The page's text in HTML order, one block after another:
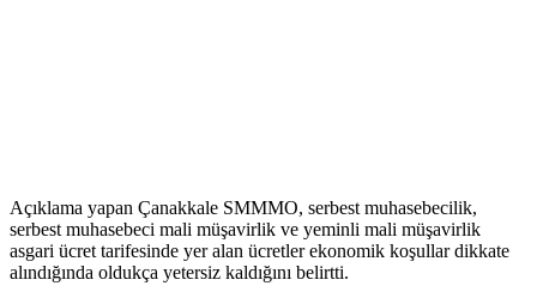
Açıklama yapan Çanakkale SMMMO, serbest muhasebecilik,
serbest muhasebeci mali müşavirlik ve yeminli mali müşavirlik
asgari ücret tarifesinde yer alan ücretler ekonomik koşullar dikkate
alındığında oldukça yetersiz kaldığını belirtti.